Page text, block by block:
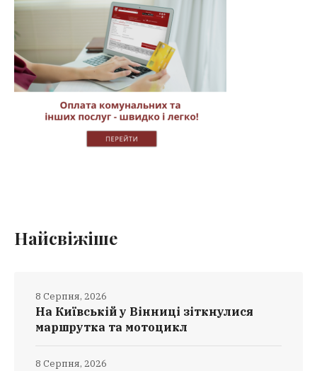
Найсвіжіше
На Київській у Вінниці зіткнулися
маршрутка та мотоцикл
8 Серпня, 2026
8 Серпня, 2026